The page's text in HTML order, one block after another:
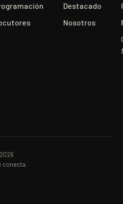
Destacado
Nosotros
conecta.